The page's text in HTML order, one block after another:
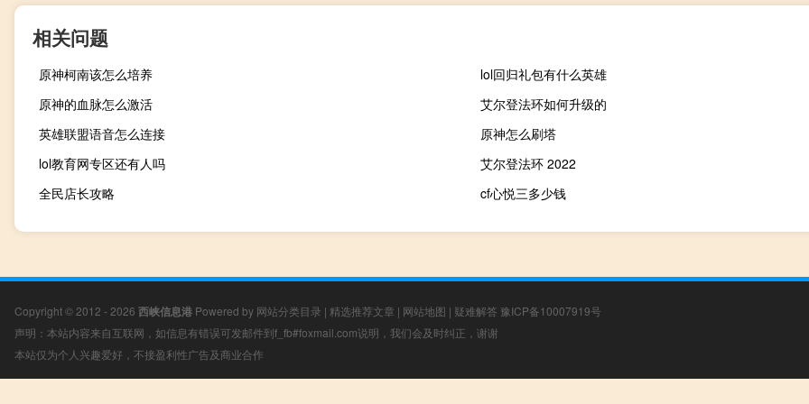
相关问题
原神柯南该怎么培养
lol回归礼包有什么英雄
原神的血脉怎么激活
艾尔登法环如何升级的
英雄联盟语音怎么连接
原神怎么刷塔
lol教育网专区还有人吗
艾尔登法环 2022
全民店长攻略
cf心悦三多少钱
Copyright © 2012 - 2026 西峡信息港 Powered by 网站分类目录 | 精选推荐文章 | 网站地图 | 疑难解答 豫ICP备10007919号
声明：本站内容来自互联网，如信息有错误可发邮件到f_fb#foxmail.com说明，我们会及时纠正，谢谢
本站仅为个人兴趣爱好，不接盈利性广告及商业合作